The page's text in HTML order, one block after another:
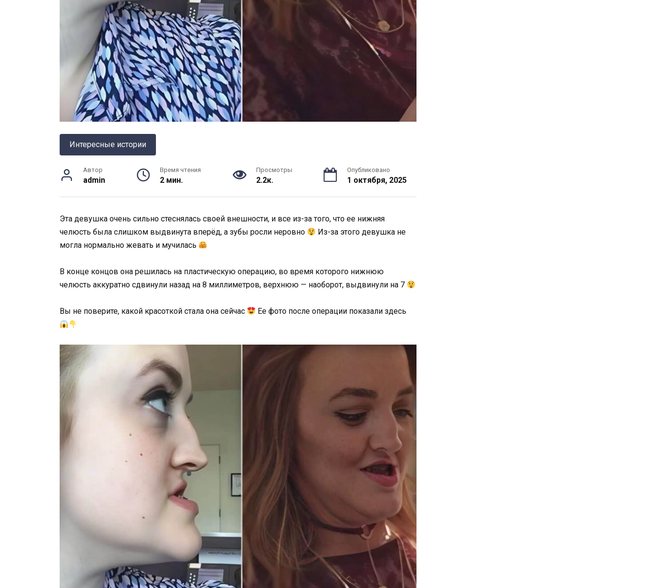
Интересные истории
Автор
admin
Время чтения
2 мин.
Просмотры
2.2к.
Опубликовано
1 октября, 2025
Эта девушка очень сильно стеснялась своей внешности, и все из-за того, что ее нижняя
челюсть была слишком выдвинута вперёд, а зубы росли неровно
Из-за этого девушка не
могла нормально жевать и мучилась
В конце концов она решилась на пластическую операцию, во время которого нижнюю
челюсть аккуратно сдвинули назад на 8 миллиметров, верхнюю — наоборот, выдвинули на 7
Вы не поверите, какой красоткой стала она сейчас Ее фото после операции показали здесь